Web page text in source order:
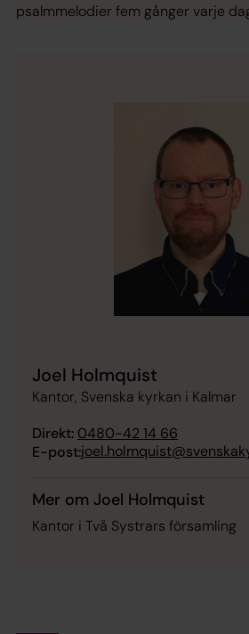
psalmmelodier fem gånger varje
Joel Holmquist
Kantor, Svenska kyrkan i Kalmar
Direkt: 0480-42 14 66
E-post:
Mer om Joel Holmquist
Kantor i Två Systrars församling